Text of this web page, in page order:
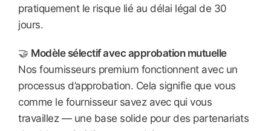
pratiquement le risque lié au délai légal de 30
jours.
🤝 Modèle sélectif avec approbation mutuelle
Nos fournisseurs premium fonctionnent avec un
processus d’approbation. Cela signifie que vous
comme le fournisseur savez avec qui vous
travaillez — une base solide pour des partenariats